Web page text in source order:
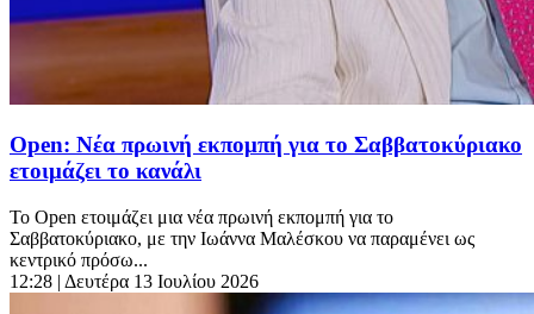
Open: Νέα πρωινή εκπομπή για το Σαββατοκύριακο
ετοιμάζει το κανάλι
Το Open ετοιμάζει μια νέα πρωινή εκπομπή για το
Σαββατοκύριακο, με την Ιωάννα Μαλέσκου να παραμένει ως
κεντρικό πρόσω...
12:28 | Δευτέρα 13 Ιουλίου 2026